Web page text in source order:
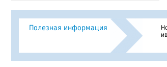
Полезная информация